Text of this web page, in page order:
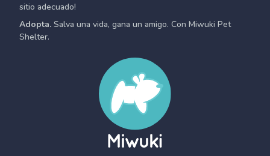
sitio adecuado!
Adopta. Salva una vida, gana un amigo. Con Miwuki Pet
Shelter.